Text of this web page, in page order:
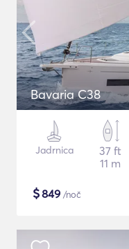
Bavaria C38
Jadrnica
37 ft
11 m
$849 /noč